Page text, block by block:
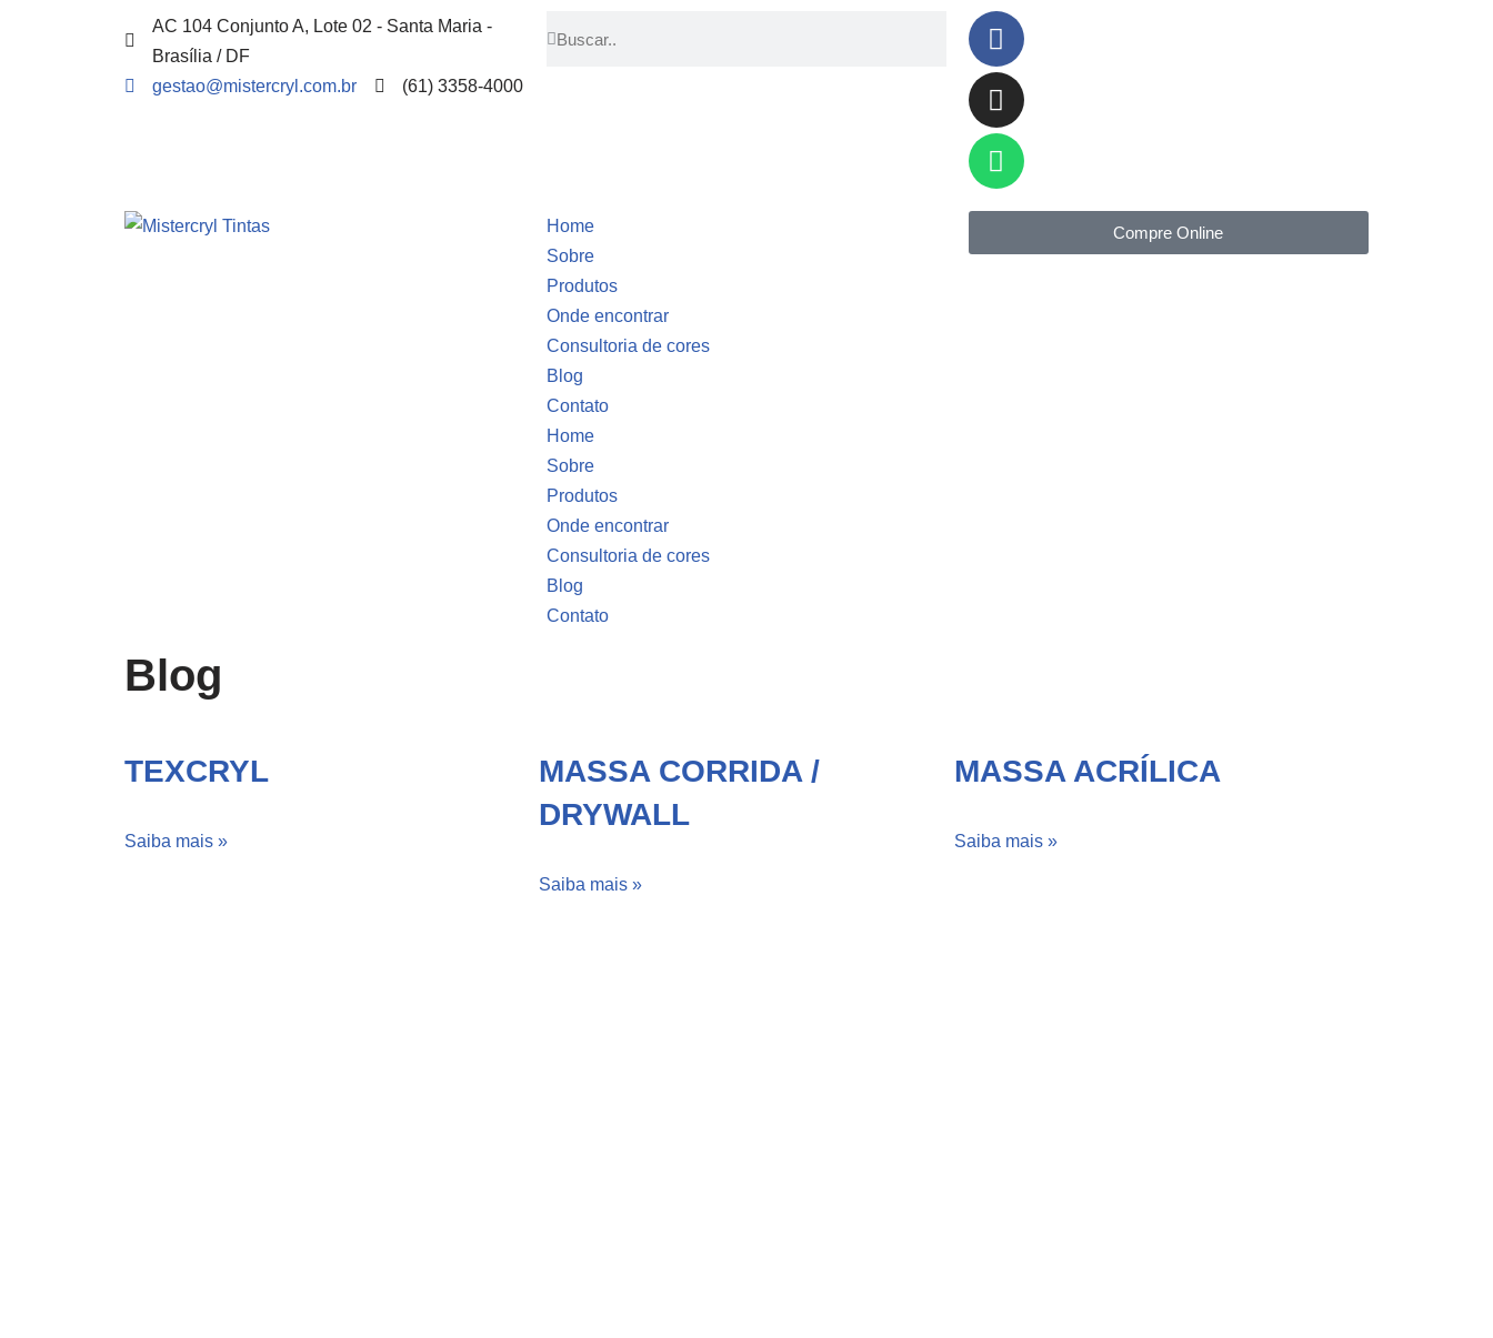
AC 104 Conjunto A, Lote 02 - Santa Maria -
Brasília / DF
gestao@mistercryl.com.br
(61) 3358-4000
Home
Sobre
Produtos
Onde encontrar
Consultoria de cores
Blog
Contato
Home
Sobre
Produtos
Onde encontrar
Consultoria de cores
Blog
Contato
Compre Online
Blog
TEXCRYL
Saiba mais »
MASSA CORRIDA /
DRYWALL
Saiba mais »
MASSA ACRÍLICA
Saiba mais »